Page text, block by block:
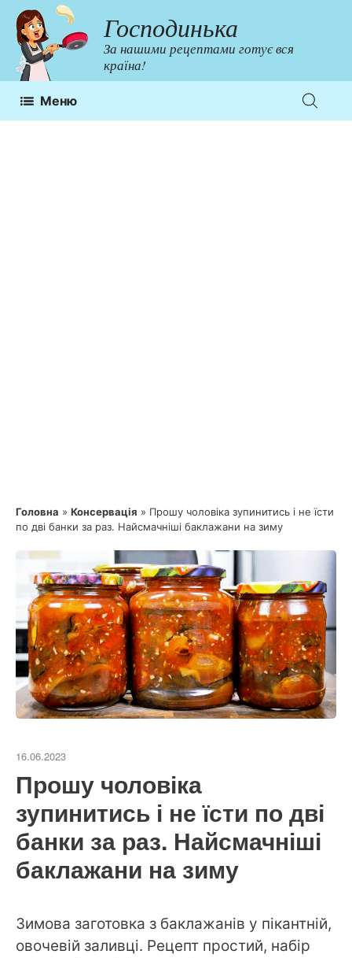
Перейти
до
контенту
Господинька
За нашими рецептами готує вся
країна!
Меню
Головна » Консервація » Прошу чоловіка зупинитись і не їсти
по дві банки за раз. Найсмачніші баклажани на зиму
16.06.2023
Прошу чоловіка
зупинитись і не їсти по дві
банки за раз. Найсмачніші
баклажани на зиму
Зимова заготовка з баклажанів у пікантній,
овочевій заливці. Рецепт простий, набір